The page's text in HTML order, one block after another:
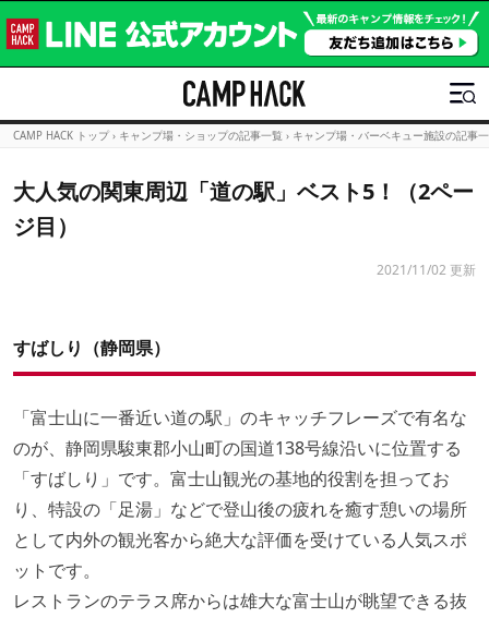
CAMP HACK トップ › キャンプ場・ショップの記事一覧 › キャンプ場・バーベキュー施設の記事
大人気の関東周辺「道の駅」ベスト5！（2ペー
ジ目）
2021/11/02 更新
すばしり（静岡県）
「富士山に一番近い道の駅」のキャッチフレーズで有名な
のが、静岡県駿東郡小山町の国道138号線沿いに位置する
「すばしり」です。富士山観光の基地的役割を担ってお
り、特設の「足湯」などで登山後の疲れを癒す憩いの場所
として内外の観光客から絶大な評価を受けている人気スポ
ットです。
レストランのテラス席からは雄大な富士山が眺望できる抜